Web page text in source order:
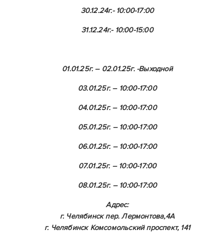
30.12.24г.- 10:00-17:00
31.12.24г.- 10:00-15:00
01.01.25г. – 02.01.25г. -Выходной
03.01.25г. – 10:00-17:00
04.01.25г. – 10:00-17:00
05.01.25г. – 10:00-17:00
06.01.25г. – 10:00-17:00
07.01.25г. – 10:00-17:00
08.01.25г. – 10:00-17:00
Адрес:
г. Челябинск пер. Лермонтова,4А
​г. Челябинск Комсомольский проспект, 141